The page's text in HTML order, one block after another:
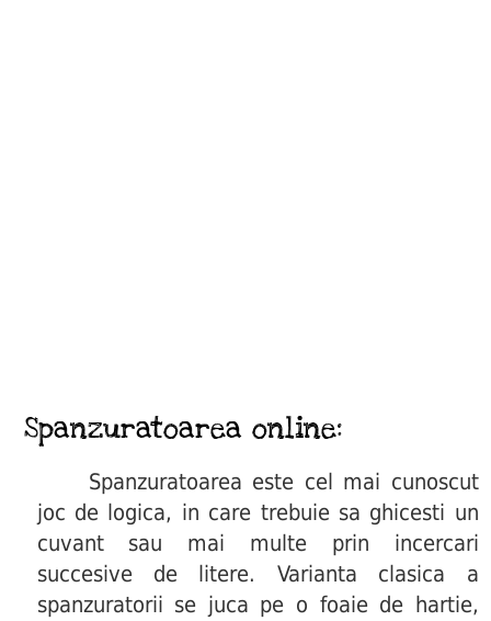
Spanzuratoarea online:
Spanzuratoarea este cel mai cunoscut
joc de logica, in care trebuie sa ghicesti un
cuvant sau mai multe prin incercari
succesive de litere. Varianta clasica a
spanzuratorii se juca pe o foaie de hartie,